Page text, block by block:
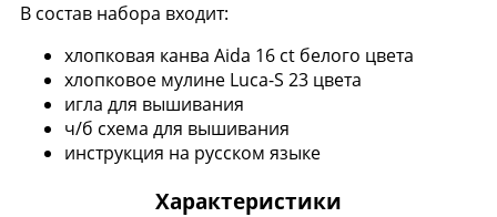
В состав набора входит:
хлопковая канва Aida 16 ct белого цвета
хлопковое мулине Luca-S 23 цвета
игла для вышивания
ч/б схема для вышивания
инструкция на русском языке
Характеристики